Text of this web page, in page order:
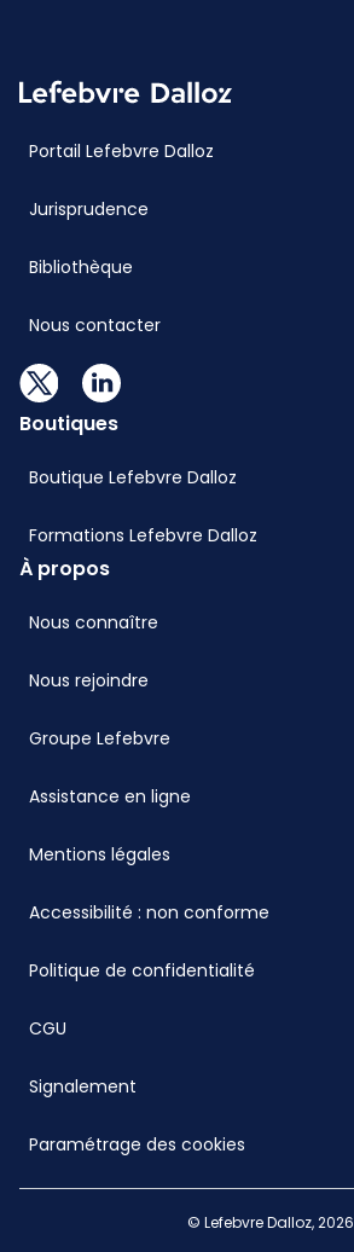
Portail Lefebvre Dalloz
Jurisprudence
Bibliothèque
Nous contacter
Boutiques
Boutique Lefebvre Dalloz
Formations Lefebvre Dalloz
À propos
Nous connaître
Nous rejoindre
Groupe Lefebvre
Assistance en ligne
Mentions légales
Accessibilité : non conforme
Politique de confidentialité
CGU
Signalement
Paramétrage des cookies
© Lefebvre Dalloz, 2026